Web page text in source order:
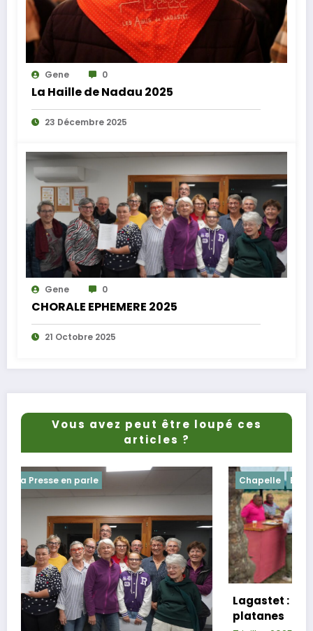
Gene 0
La Haille de Nadau 2025
23 Décembre 2025
Gene 0
CHORALE EPHEMERE 2025
21 Octobre 2025
Vous avez peut être loupé ces
articles ?
Chapelle
Lagastet : le repas champêtre réussi
platanes